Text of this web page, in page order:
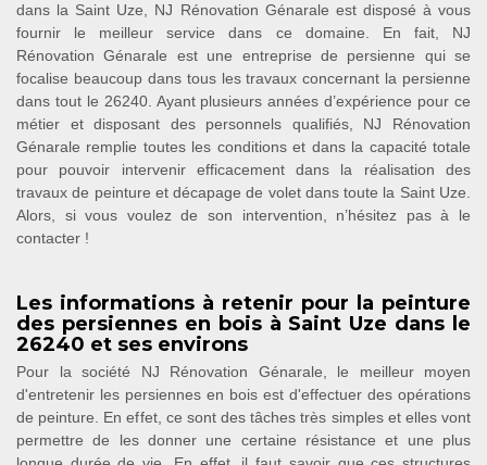
dans la Saint Uze, NJ Rénovation Génarale est disposé à vous
fournir le meilleur service dans ce domaine. En fait, NJ
Rénovation Génarale est une entreprise de persienne qui se
focalise beaucoup dans tous les travaux concernant la persienne
dans tout le 26240. Ayant plusieurs années d’expérience pour ce
métier et disposant des personnels qualifiés, NJ Rénovation
Génarale remplie toutes les conditions et dans la capacité totale
pour pouvoir intervenir efficacement dans la réalisation des
travaux de peinture et décapage de volet dans toute la Saint Uze.
Alors, si vous voulez de son intervention, n’hésitez pas à le
contacter !
Les informations à retenir pour la peinture
des persiennes en bois à Saint Uze dans le
26240 et ses environs
Pour la société NJ Rénovation Génarale, le meilleur moyen
d'entretenir les persiennes en bois est d'effectuer des opérations
de peinture. En effet, ce sont des tâches très simples et elles vont
permettre de les donner une certaine résistance et une plus